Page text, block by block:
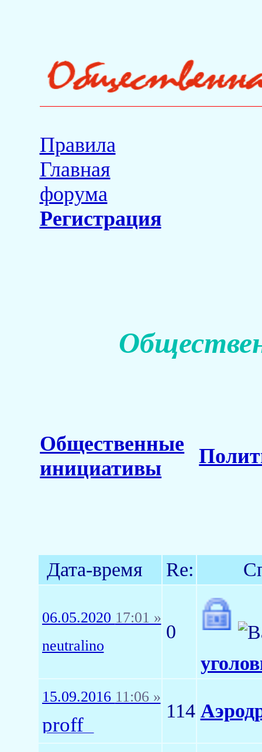
Правила
Главная
форума
Регистрация
Общественные
инициативы
Дата-время Re:
06.05.2020 17:01 »
neutralino
0
15.09.2016 11:06 »
proff_
114